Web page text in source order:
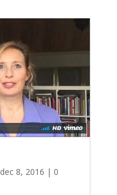
dec 8, 2016 | 0